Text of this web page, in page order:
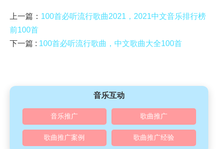
上一篇： 100首必听流行歌曲2021，2021中文音乐排行榜
前100首
下一篇 : 100首必听流行歌曲，中文歌曲大全100首
音乐互动
音乐推广 歌曲推广
歌曲推广案例 歌曲推广经验